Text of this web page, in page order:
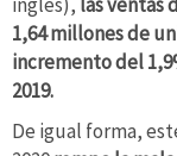
1,64 millones de
incremento del
2019.
De igual forma,